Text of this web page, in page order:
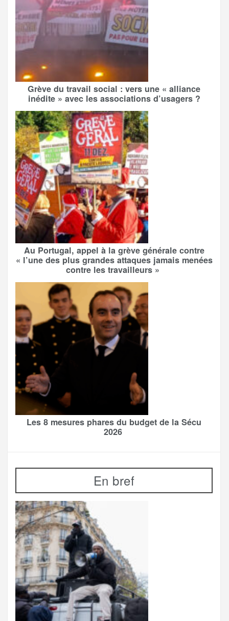
Grève du travail social : vers une « alliance
inédite » avec les associations d’usagers ?
Au Portugal, appel à la grève générale contre
« l’une des plus grandes attaques jamais menées
contre les travailleurs »
Les 8 mesures phares du budget de la Sécu
2026
En bref